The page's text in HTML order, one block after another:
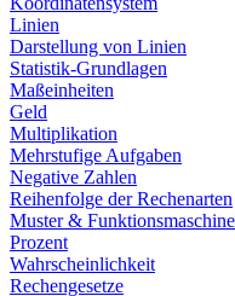
Linien
Darstellung von Linien
Statistik-Grundlagen
Maßeinheiten
Geld
Multiplikation
Mehrstufige Aufgaben
Negative Zahlen
Reihenfolge der Rechenarten
Muster &
Prozent
Wahrscheinlichkeit
Rechengesetze